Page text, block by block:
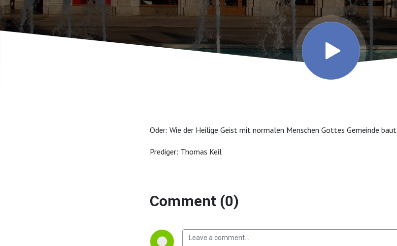
Oder: Wie der Heilige Geist mit normalen Menschen Gottes Gemeinde baut
Prediger: Thomas Keil
Comment (0)